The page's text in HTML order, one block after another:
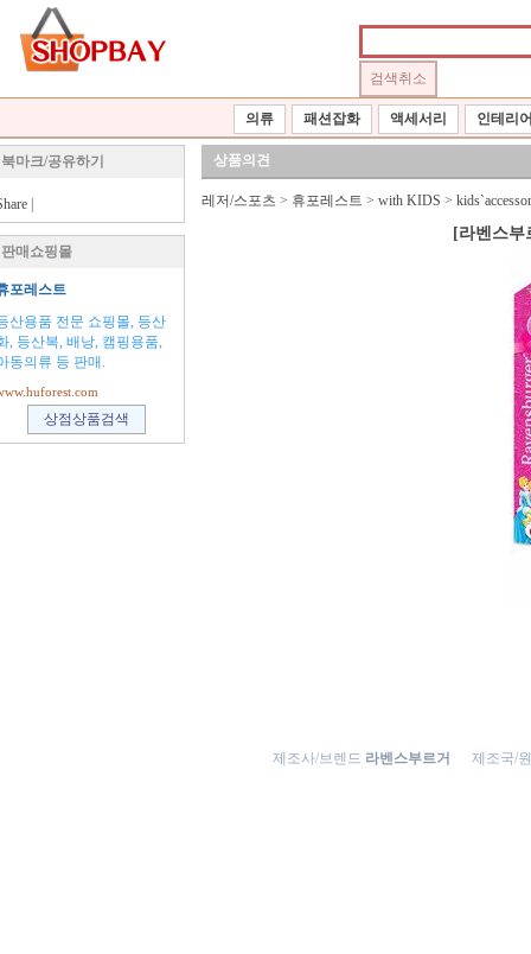
의류 패션잡화 액세서리 인테리
북마크/공유하기
판매쇼핑몰
포레스트
산용품 전문 쇼핑몰, 등산
, 등산복, 배낭, 캠핑용품,
동의류 등 판매.
상품의견
레저/스포츠 > 휴포레스트 > with KIDS >
[라벤스부
제조사/브렌드 라벤스부르거 제조국/